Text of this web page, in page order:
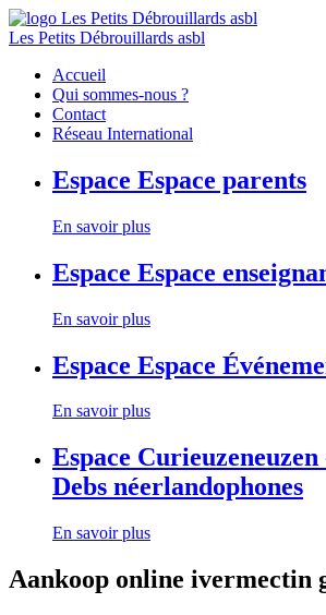
Les Petits Débrouillards asbl
Accueil
Qui sommes-nous ?
Contact
Réseau International
Espace Espace parents
En savoir plus
Espace Espace
En savoir plus
Espace Espace
En savoir plus
Espace
Debs néerlandophones
En savoir plus
Aankoop online ivermectin